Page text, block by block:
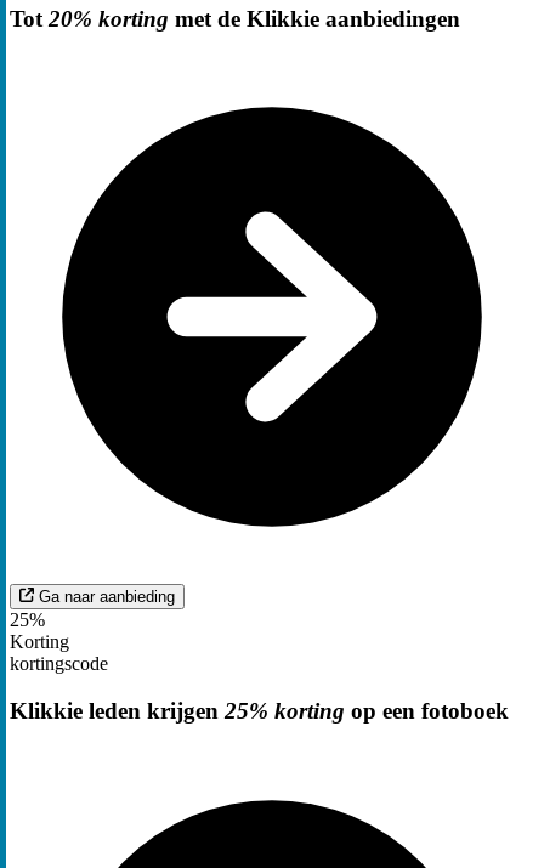
Tot 20% korting met de Klikkie aanbiedingen
Ga naar aanbieding
25%
Korting
kortingscode
Klikkie leden krijgen 25% korting op een fotoboek